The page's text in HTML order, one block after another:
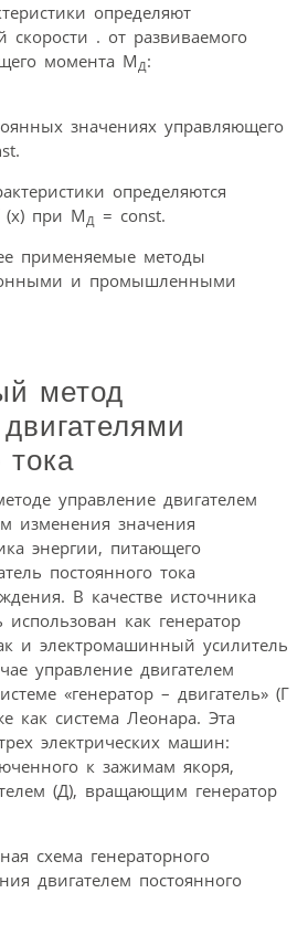
определяют
скорости . от развиваемого
момента МД:
значениях управляющего
определяются
(x) при МД = const.
применяемые методы
и промышленными
метод
тока
управление двигателем
изменения значения
энергии, питающего
постоянного тока
В качестве источника
как генератор
и электромашинный усилитель
управление двигателем
«генератор – двигатель» (Г
как система Леонара. Эта
электрических машин:
к зажимам якоря,
(Д), вращающим генератор